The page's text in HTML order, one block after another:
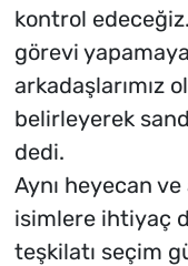
kontrol
görevi
arkadaşlarımız
belirleyerek
dedi.
Aynı heyecan
isimlere ihtiyaç
teşkilatı seçim